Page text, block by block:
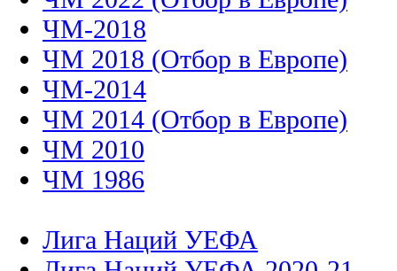
ЧМ-2018
ЧМ 2018 (Отбор в Европе)
ЧМ-2014
ЧМ 2014 (Отбор в Европе)
ЧМ 2010
ЧМ 1986
Лига Наций УЕФА